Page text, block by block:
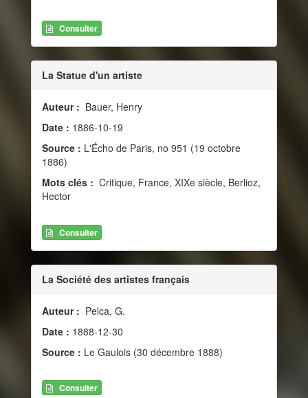
Consulter
La Statue d'un artiste
Auteur : Bauer, Henry
Date : 1886-10-19
Source : L'Écho de Paris, no 951 (19 octobre
1886)
Mots clés : Critique, France, XIXe siècle, Berlioz,
Hector
Consulter
La Société des artistes français
Auteur : Pelca, G.
Date : 1888-12-30
Source : Le Gaulois (30 décembre 1888)
Consulter